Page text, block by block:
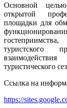
Основной
открытой
площадки для
туристского
туристического
Ссылка на
https://